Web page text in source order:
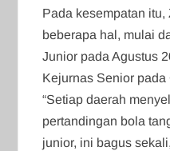
Pada kesempatan
beberapa hal, mulai
Junior pada Agustus
Kejurnas Senior pada
“Setiap daerah
pertandingan bola
junior, ini bagus